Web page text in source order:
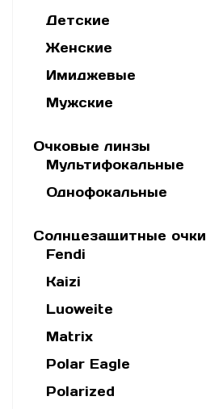
Детские
Женские
Имиджевые
Мужские
Очковые линзы
Мультифокальные
Однофокальные
Солнцезащитные очки
Fendi
Kaizi
Luoweite
Matrix
Polar Eagle
Polarized